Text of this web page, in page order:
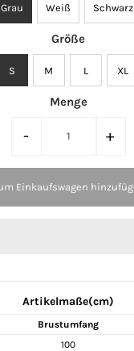
Grau Weiß Schwarz
Größe
S M L XL
Menge
- +
Artikelmaße(cm)
Brustumfang
100